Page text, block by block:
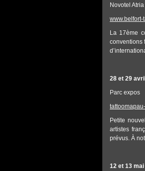
Novotel Atria
www.belfort-
La 17ème
conventions
28 et 29
Parc expos
Petite
artistes
prévus. À
12 et 13